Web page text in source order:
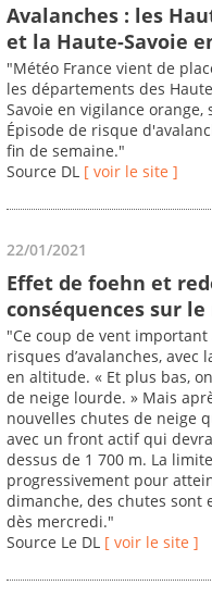
Avalanches : les
et la Haute-Savoie
"Météo France vient de
les départements des
Savoie en vigilance
Épisode de risque
fin de semaine."
Source DL [ voir le site ]
22/01/2021
Effet de foehn et
conséquences sur
"Ce coup de vent
risques d’avalanches,
en altitude. « Et plus bas,
de neige lourde. » Mais
nouvelles chutes de neige
avec un front actif qui
dessus de 1 700 m. La
progressivement pour
dimanche, des chutes sont
dès mercredi."
Source Le DL [ voir le site ]